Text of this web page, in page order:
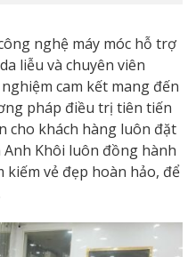
nghệ máy móc hỗ trợ
liễu và chuyên viên
cam kết mang đến
pháp điều trị tiên tiến
cho khách hàng luôn đặt
Khôi luôn đồng hành
vẻ đẹp hoàn hảo, để